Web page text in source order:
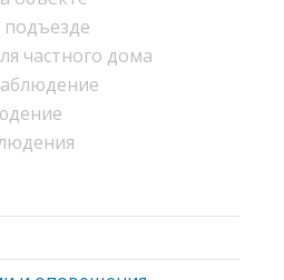
частного дома